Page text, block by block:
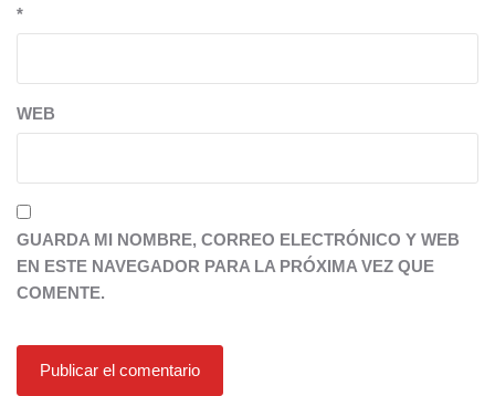
*
WEB
GUARDA MI NOMBRE, CORREO ELECTRÓNICO Y WEB
EN ESTE NAVEGADOR PARA LA PRÓXIMA VEZ QUE
COMENTE.